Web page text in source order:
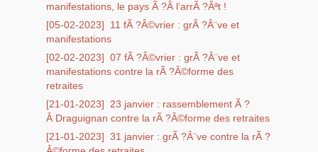
manifestations, le pays Ã ?Â l’arrÃ ?Âªt !
[05-02-2023]
11 fÃ ?Â©vrier : grÃ ?Â¨ve et
manifestations
[02-02-2023] 07 fÃ ?Â©vrier : grÃ ?Â¨ve et
manifestations contre la rÃ ?Â©forme des
retraites
[21-01-2023]
23 janvier : rassemblement Ã ?
Â Draguignan contre la rÃ ?Â©forme des retraites
[21-01-2023] 31 janvier : grÃ ?Â¨ve contre la rÃ ?